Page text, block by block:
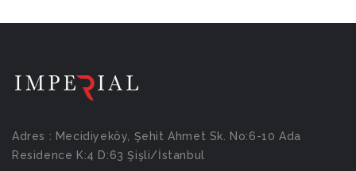
Adres : Mecidiyeköy, Şehit Ahmet Sk. No:6-10 Ada
Residence K:4 D:63 Şişli/İstanbul